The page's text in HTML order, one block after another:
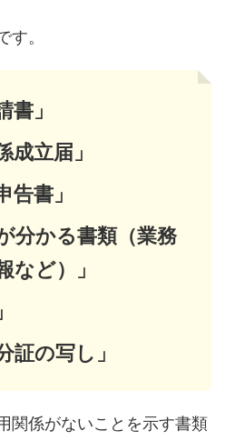
す。
書」
成立届」
告書」
分かる書類（業務
など）」
証の写し」
関係がないことを示す書類